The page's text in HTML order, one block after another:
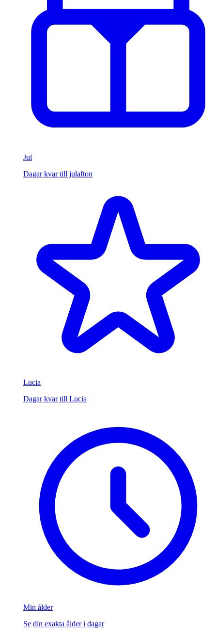
Jul
Dagar kvar till julafton
Lucia
Dagar kvar till Lucia
Min ålder
Se din exakta ålder i dagar